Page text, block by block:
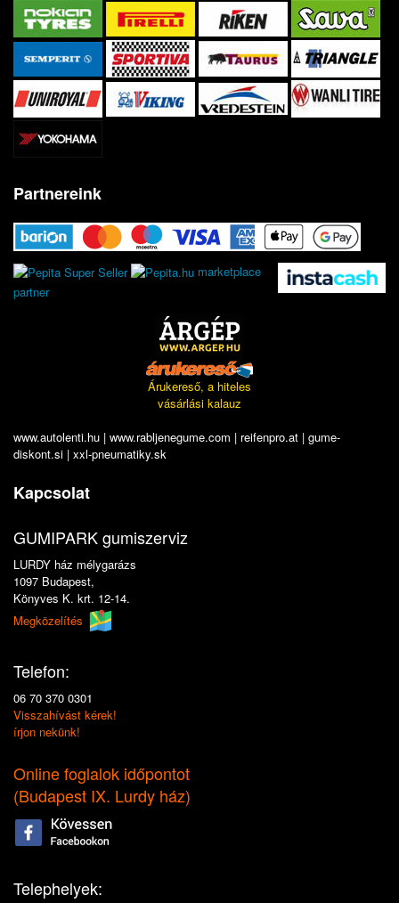
Partnereink
marketplace
partner
Árukereső, a hiteles
vásárlási kalauz
www.autolenti.hu | www.rabljenegume.com | reifenpro.at | gume-
diskont.si | xxl-pneumatiky.sk
Kapcsolat
GUMIPARK gumiszerviz
LURDY ház mélygarázs
1097 Budapest,
Könyves K. krt. 12-14.
Megközelítés
Telefon:
06 70 370 0301
Visszahívást kérek!
írjon nekünk!
Online foglalok időpontot
(Budapest IX. Lurdy ház)
Telephelyek: